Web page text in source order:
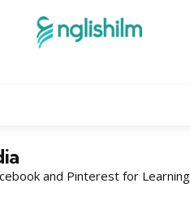
and Pinterest for